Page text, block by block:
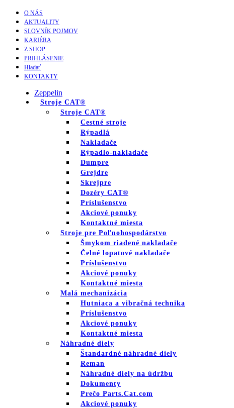
O NÁS
AKTUALITY
SLOVNÍK POJMOV
KARIÉRA
Z SHOP
PRIHLÁSENIE
Hladať
KONTAKTY
Zeppelin
Stroje CAT®
Stroje CAT®
Cestné stroje
Rýpadlá
Nakladače
Rýpadlo-nakladače
Dumpre
Grejdre
Skrejpre
Dozéry CAT®
Príslušenstvo
Akciové ponuky
Kontaktné miesta
Stroje pre Poľnohospodárstvo
Šmykom riadené nakladače
Čelné lopatové nakladače
Príslušenstvo
Akciové ponuky
Kontaktné miesta
Malá mechanizácia
Hutniaca a vibračná technika
Príslušenstvo
Akciové ponuky
Kontaktné miesta
Náhradné diely
Štandardné náhradné diely
Reman
Náhradné diely na údržbu
Dokumenty
Prečo Parts.Cat.com
Akciové ponuky